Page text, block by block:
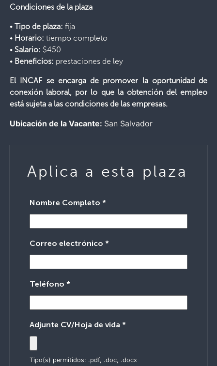
Condiciones de la plaza
• Tipo de plaza: fija
• Horario: tiempo completo
• Salario: $450
• Beneficios: prestaciones de ley
El INCAF se encarga de promover la oportunidad de
conexión laboral, por lo que la obtención del empleo
está sujeta a las condiciones de las empresas.
Ubicación de la Vacante: San Salvador
Aplica a esta plaza
Nombre Completo *
Correo electrónico *
Teléfono *
Adjunte CV/Hoja de vida *
Tipo(s) permitidos: .pdf, .doc, .docx